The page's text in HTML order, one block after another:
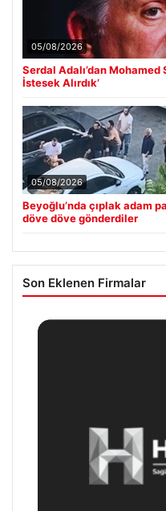
05/08/2026
Serdal Adalı’dan Mohamed
İstesek Alırdık’
05/08/2026
Beyoğlu’nda çıplak adam
döve döve gönderdiler
Son Eklenen Firmalar